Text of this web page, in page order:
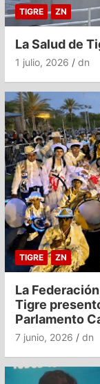
TIGRE ZN
La Salud de
1 julio, 2026 dn
TIGRE ZN
La
Tigre
Parlamento
7 junio, 2026 dn